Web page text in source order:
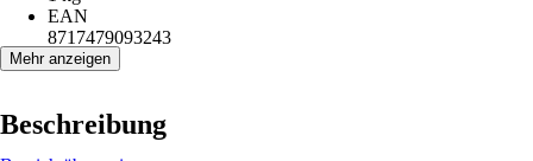
EAN
8717479093243
Mehr anzeigen
Beschreibung